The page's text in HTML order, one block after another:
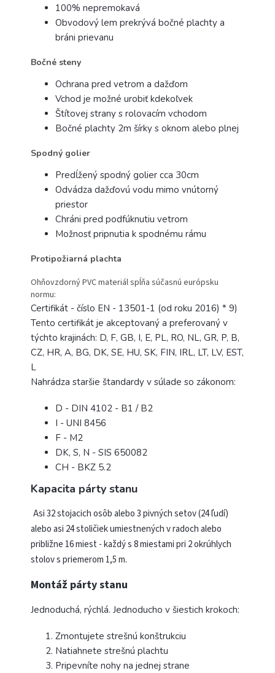
100% nepremokavá
Obvodový lem prekrývá bočné plachty a
bráni prievanu
Bočné steny
Ochrana pred vetrom a dažďom
Vchod je možné urobiť kdekoľvek
Štítovej strany s rolovacím vchodom
Bočné plachty 2m šírky s oknom alebo plnej
Spodný golier
Predĺžený spodný golier cca 30cm
Odvádza dažďovú vodu mimo vnútorný
priestor
Chráni pred podfúknutiu vetrom
Možnosť pripnutia k spodnému rámu
Protipožiarná plachta
Ohňovzdorný PVC materiál spĺňa súčasnú európsku
normu:
Certifikát - číslo EN - 13501-1 (od roku 2016) * 9)
Tento certifikát je akceptovaný a preferovaný v
týchto krajinách: D, F, GB, I, E, PL, RO, NL, GR, P, B,
CZ, HR, A, BG, DK, SE, HU, SK, FIN, IRL, LT, LV, EST,
L
Nahrádza staršie štandardy v súlade so zákonom:
D - DIN 4102 - B1 / B2
I - UNI 8456
F - M2
DK, S, N - SIS 650082
CH - BKZ 5.2
Kapacita párty stanu
Asi 32 stojacich osôb alebo 3 pivných setov (24 ľudí)
alebo asi 24 stoličiek umiestnených v radoch alebo
približne 16 miest - každý s 8 miestami pri 2 okrúhlych
stolov s priemerom 1,5 m.
Montáž párty stanu
Jednoduchá, rýchlá. Jednoducho v šiestich krokoch:
Zmontujete strešnú konštrukciu
Natiahnete strešnú plachtu
Pripevníte nohy na jednej strane